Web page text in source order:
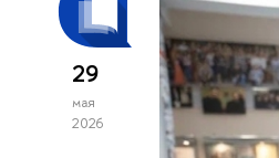
29
мая
2026